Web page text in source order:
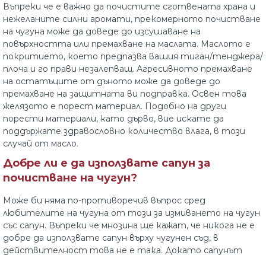
Въпреки че е важно да почистите сготвената храна и
нежеланите силни аромати, прекомерното почистване
на чугуна може да доведе до изсушаване на
повърхността или премахване на маслата. Маслото е
покритието, което предпазва вашия тиган/тенджера/
плоча и го прави незалепващ. Агресивното премахване
на остатъците от дъното може да доведе до
премахване на защитната ви подправка. Освен това
желязото е порест материал. Подобно на други
порести материали, като дърво, вие искате да
поддържате здравословно количество влага, в този
случай от масло.
Добре ли е да използвате сапун за
почистване на чугун?
Може би няма по-противоречив въпрос сред
любителите на чугуна от този за измиването на чугун
със сапун. Въпреки че мнозина ще кажат, че никога не е
добре да използвате сапун върху чугунен съд, в
действителност това не е така. Докато сапунът